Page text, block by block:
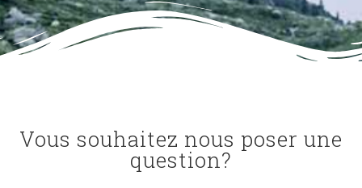
Vous souhaitez nous poser une
question?